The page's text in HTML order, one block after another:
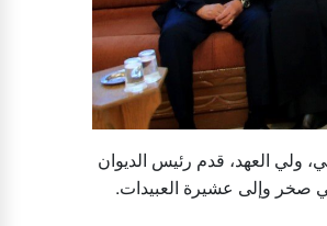
ولي العهد، قدم رئيس الديوان
صخر وإلى عشيرة العبيدات.